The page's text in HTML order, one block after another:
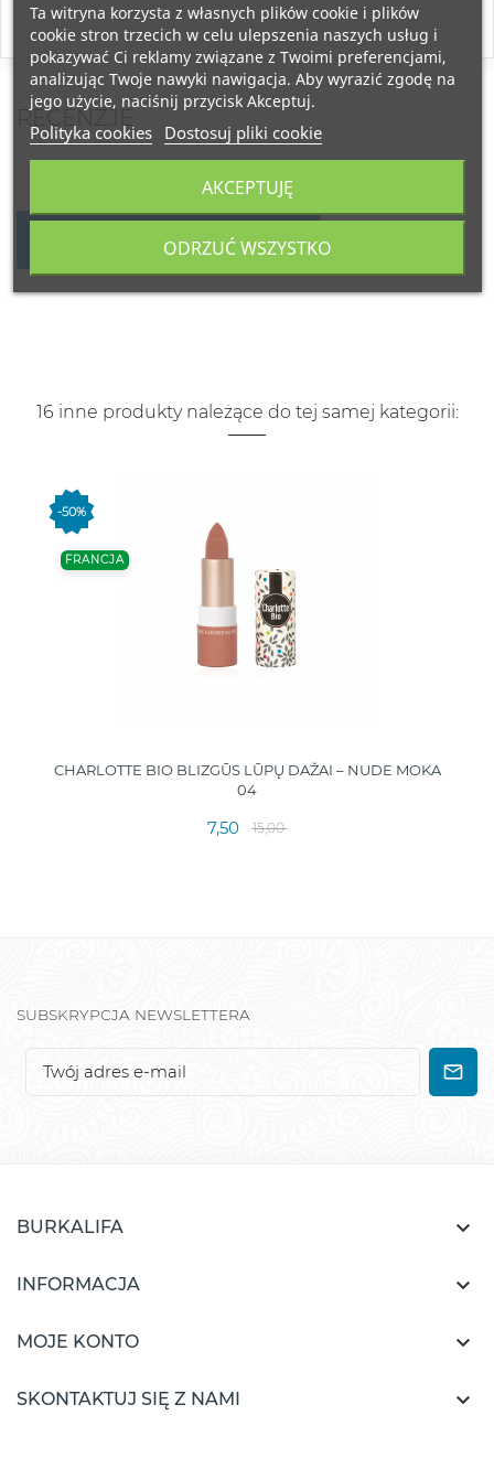
RECENZJE
NAPISZ SWOJĄ RECENZJĘ
16 inne produkty należące do tej samej kategorii:
-50%
FRANCJA
CHARLOTTE BIO BLIZGŪS LŪPŲ DAŽAI – NUDE MOKA
04
7,50 15,00
SUBSKRYPCJA NEWSLETTERA
BURKALIFA 
INFORMACJA 
MOJE KONTO 
SKONTAKTUJ SIĘ Z NAMI 
Ta witryna korzysta z własnych plików cookie i plików
cookie stron trzecich w celu ulepszenia naszych usług i
pokazywać Ci reklamy związane z Twoimi preferencjami,
analizując Twoje nawyki nawigacja. Aby wyrazić zgodę na
jego użycie, naciśnij przycisk Akceptuj.
Polityka cookies Dostosuj pliki cookie
ODRZUĆ WSZYSTKO
AKCEPTUJĘ